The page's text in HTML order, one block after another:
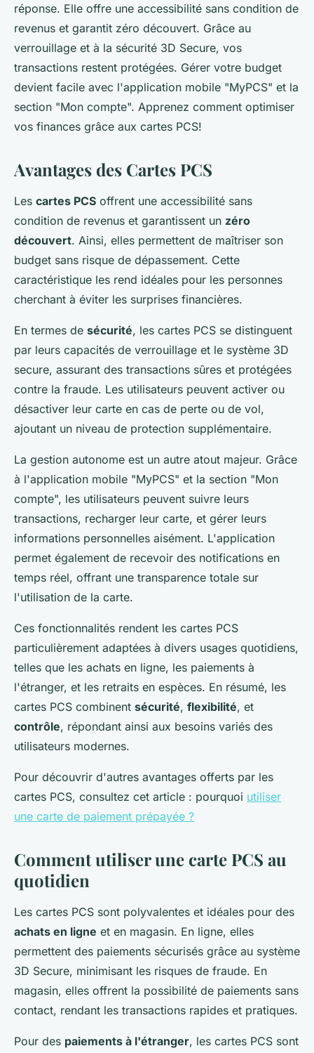
réponse. Elle offre une accessibilité sans condition de
revenus et garantit zéro découvert. Grâce au
verrouillage et à la sécurité 3D Secure, vos
transactions restent protégées. Gérer votre budget
devient facile avec l'application mobile "MyPCS" et la
section "Mon compte". Apprenez comment optimiser
vos finances grâce aux cartes PCS!
Avantages des Cartes PCS
Les cartes PCS offrent une accessibilité sans
condition de revenus et garantissent un zéro
découvert. Ainsi, elles permettent de maîtriser son
budget sans risque de dépassement. Cette
caractéristique les rend idéales pour les personnes
cherchant à éviter les surprises financières.
En termes de sécurité, les cartes PCS se distinguent
par leurs capacités de verrouillage et le système 3D
secure, assurant des transactions sûres et protégées
contre la fraude. Les utilisateurs peuvent activer ou
désactiver leur carte en cas de perte ou de vol,
ajoutant un niveau de protection supplémentaire.
La gestion autonome est un autre atout majeur. Grâce
à l'application mobile "MyPCS" et la section "Mon
compte", les utilisateurs peuvent suivre leurs
transactions, recharger leur carte, et gérer leurs
informations personnelles aisément. L'application
permet également de recevoir des notifications en
temps réel, offrant une transparence totale sur
l'utilisation de la carte.
Ces fonctionnalités rendent les cartes PCS
particulièrement adaptées à divers usages quotidiens,
telles que les achats en ligne, les paiements à
l'étranger, et les retraits en espèces. En résumé, les
cartes PCS combinent sécurité, flexibilité, et
contrôle, répondant ainsi aux besoins variés des
utilisateurs modernes.
Pour découvrir d'autres avantages offerts par les
cartes PCS, consultez cet article : pourquoi utiliser
une carte de paiement prépayée ?
Comment utiliser une carte PCS au
quotidien
Les cartes PCS sont polyvalentes et idéales pour des
achats en ligne et en magasin. En ligne, elles
permettent des paiements sécurisés grâce au système
3D Secure, minimisant les risques de fraude. En
magasin, elles offrent la possibilité de paiements sans
contact, rendant les transactions rapides et pratiques.
Pour des paiements à l'étranger, les cartes PCS sont